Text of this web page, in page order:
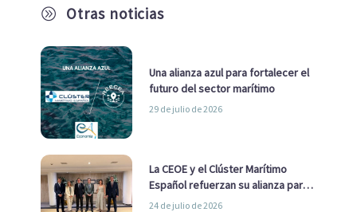
A Otras noticias
Una alianza azul para fortalecer el
futuro del sector marítimo
29 de julio de 2026
La CEOE y el Clúster Marítimo
Español refuerzan su alianza para
impulsar una estrategia Nacional
24 de julio de 2026